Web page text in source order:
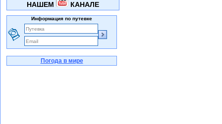
НАШЕМ
КАНАЛЕ
Информация по путевке
Погода в мире